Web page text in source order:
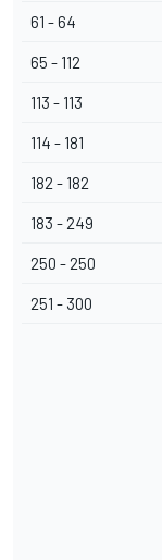
61 - 64
65 - 112
113 - 113
114 - 181
182 - 182
183 - 249
250 - 250
251 - 300